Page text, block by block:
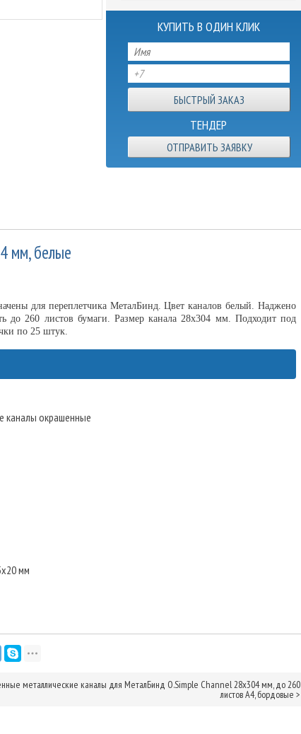
КУПИТЬ В ОДИН КЛИК
ТЕНДЕР
ОТПРАВИТЬ ЗАЯВКУ
мм, белые
для переплетчика МеталБинд. Цвет каналов белый. Наджено
до 260 листов бумаги. Размер канала 28х304 мм. Подходит под
по 25 штук.
каналы окрашенные
мм
металлические каналы для МеталБинд O.Simple Channel 28х304 мм, до 260
листов А4, бордовые >